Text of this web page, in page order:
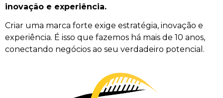
inovação e experiência.
Criar uma marca forte exige estratégia, inovação e
experiência. É isso que fazemos há mais de 10 anos,
conectando negócios ao seu verdadeiro potencial.